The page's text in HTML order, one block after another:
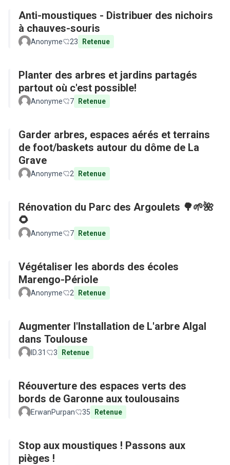
Anti-moustiques - Distribuer des nichoirs
à chauves-souris
Anonyme 23 Retenue
Planter des arbres et jardins partagés
partout où c'est possible!
Anonyme 7 Retenue
Garder arbres, espaces aérés et terrains
de foot/baskets autour du dôme de La
Grave
Anonyme 2 Retenue
Rénovation du Parc des Argoulets 🌳🌱🌺
🌻
Anonyme 7 Retenue
Végétaliser les abords des écoles
Marengo-Périole
Anonyme 2 Retenue
Augmenter l'Installation de L'arbre Algal
dans Toulouse
ID.31 3 Retenue
Réouverture des espaces verts des
bords de Garonne aux toulousains
ErwanPurpan 35 Retenue
Stop aux moustiques ! Passons aux
pièges !